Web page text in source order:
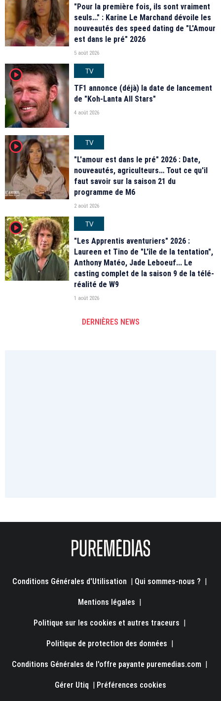
"Pour la première fois, ils sont vraiment
seuls…" : Karine Le Marchand dévoile les
nouveautés des speed dating de "L'Amour
est dans le pré" 2026
5 août 2026
player2
TV
TF1 annonce (déjà) la date de lancement
de "Koh-Lanta All Stars"
4 août 2026
player2
TV
"L'amour est dans le pré" 2026 : Date,
nouveautés, agriculteurs… Tout ce qu'il
faut savoir sur la saison 21 du
programme de M6
2 août 2026
player2
TV
"Les Apprentis aventuriers" 2026 :
Laureen et Tino de "L'île de la tentation",
Anthony Matéo, Jade Leboeuf... Le
casting complet de la saison 9 de la télé-
réalité de W9
1 août 2026
DERNIÈRES NEWS
Conditions Générales d'Utilisation | Qui sommes-nous ? |
Mentions légales |
Politique sur les cookies et autres traceurs |
Politique de protection des données |
Conditions Générales de l'offre payante puremedias.com |
Gérer Utiq | Préférences cookies